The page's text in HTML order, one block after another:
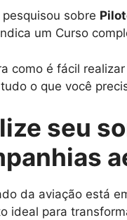
pesquisou sobre
um Curso
como é fácil
o que você
seu
da aviação está
ideal para